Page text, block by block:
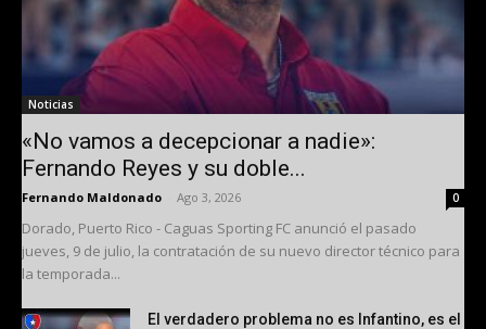
Noticias
«No vamos a decepcionar a nadie»:
Fernando Reyes y su doble...
Fernando Maldonado Ago 3, 2026 0
Dorado, Puerto Rico - Caguas Sporting FC anunció el pasado
jueves, 9 de julio, la contratación de su nuevo director técnico para
la temporada...
El verdadero problema no es Infantino, es el